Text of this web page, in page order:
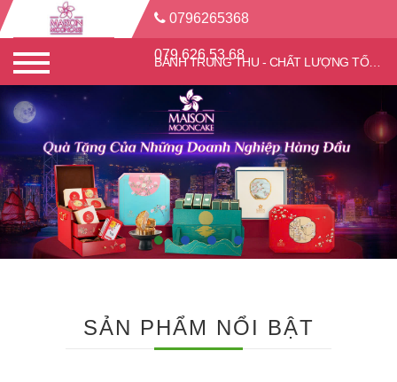
0796265368
079.626.53.68 BÁNH TRUNG THU - CHẤT LƯỢNG TỐT - CHIẾT KHẤU CAO
SẢN PHẨM NỔI BẬT